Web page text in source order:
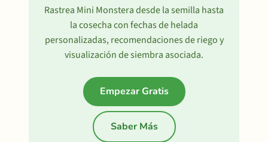
Rastrea Mini Monstera desde la semilla hasta
la cosecha con fechas de helada
personalizadas, recomendaciones de riego y
visualización de siembra asociada.
Empezar Gratis
Saber Más